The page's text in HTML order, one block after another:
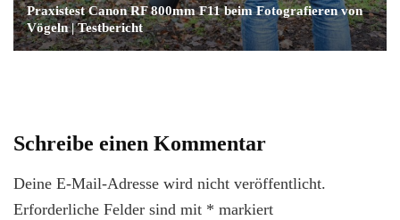
Praxistest Canon RF 800mm F11 beim Fotografieren von
Vögeln | Testbericht
Schreibe einen Kommentar
Deine E-Mail-Adresse wird nicht veröffentlicht.
Erforderliche Felder sind mit * markiert